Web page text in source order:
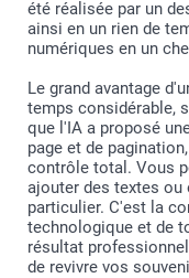
votre souris dans
Si votre fichier
sera également.
Ouvrez l’œil ! Si
c’est que la
remplacer par
petite en faisant
votre curseur. Un
même temps que
Si la résolution
triangle.
été réalisée par un
ainsi en un rien de
numériques en un
Le grand avantage
temps considérable,
que l'IA a proposé
page et de
contrôle total. Vous
ajouter des textes ou
particulier. C'est la
technologique et de
résultat
de revivre vos